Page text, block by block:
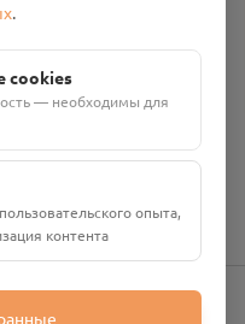
«Смоленский
область, р-н
д. 26А, пом. 18
в АО "АЛЬФА-БАНК"
.
cookies
— необходимы для
опыта,
контента